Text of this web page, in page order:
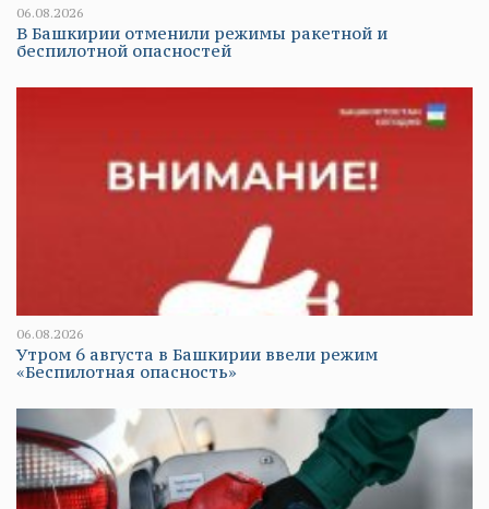
06.08.2026
В Башкирии отменили режимы ракетной и
беспилотной опасностей
06.08.2026
Утром 6 августа в Башкирии ввели режим
«Беспилотная опасность»